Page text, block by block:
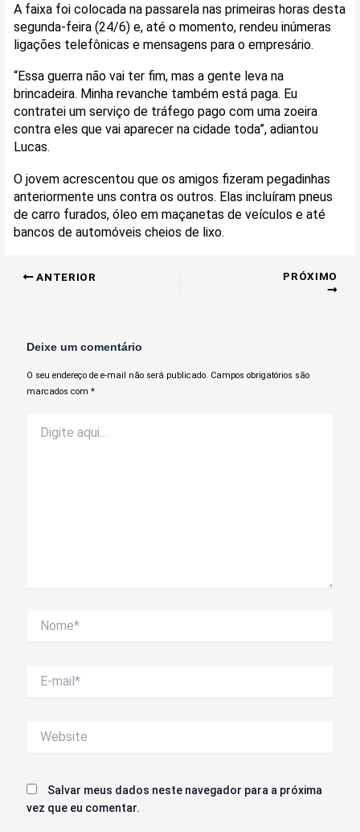
A faixa foi colocada na passarela nas primeiras horas desta
segunda-feira (24/6) e, até o momento, rendeu inúmeras
ligações telefônicas e mensagens para o empresário.
“Essa guerra não vai ter fim, mas a gente leva na
brincadeira. Minha revanche também está paga. Eu
contratei um serviço de tráfego pago com uma zoeira
contra eles que vai aparecer na cidade toda”, adiantou
Lucas.
O jovem acrescentou que os amigos fizeram pegadinhas
anteriormente uns contra os outros. Elas incluíram pneus
de carro furados, óleo em maçanetas de veículos e até
bancos de automóveis cheios de lixo.
ANTERIOR PRÓXIMO
Deixe um comentário
O seu endereço de e-mail não será publicado. Campos obrigatórios são
marcados com*
aqui...
mail*
Salvar meus dados neste navegador para a próxima
vez que eu comentar.